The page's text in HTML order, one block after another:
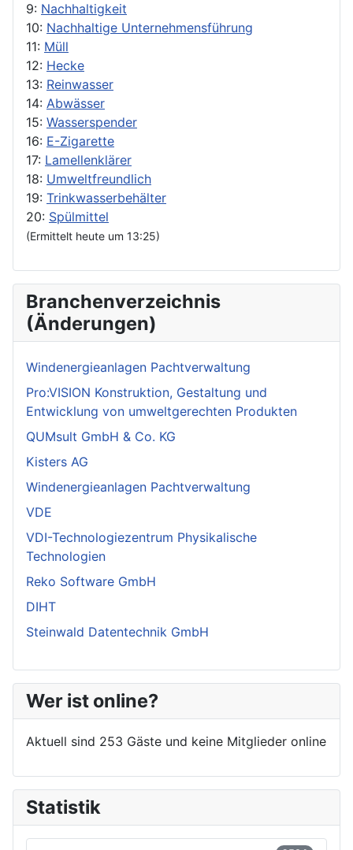
9: Nachhaltigkeit
10: Nachhaltige Unternehmensführung
11: Müll
12: Hecke
13: Reinwasser
14: Abwässer
15: Wasserspender
16: E-Zigarette
17: Lamellenklärer
18: Umweltfreundlich
19: Trinkwasserbehälter
20: Spülmittel
(Ermittelt heute um 13:25)
Branchenverzeichnis
(Änderungen)
Windenergieanlagen Pachtverwaltung
Pro:VISION Konstruktion, Gestaltung und
Entwicklung von umweltgerechten Produkten
QUMsult GmbH & Co. KG
Kisters AG
Windenergieanlagen Pachtverwaltung
VDE
VDI-Technologiezentrum Physikalische
Technologien
Reko Software GmbH
DIHT
Steinwald Datentechnik GmbH
Wer ist online?
Aktuell sind 253 Gäste und keine Mitglieder online
Statistik